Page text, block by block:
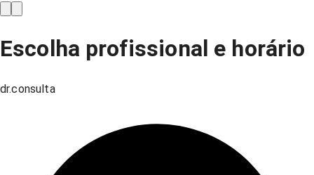
Escolha profissional e horário
dr.consulta